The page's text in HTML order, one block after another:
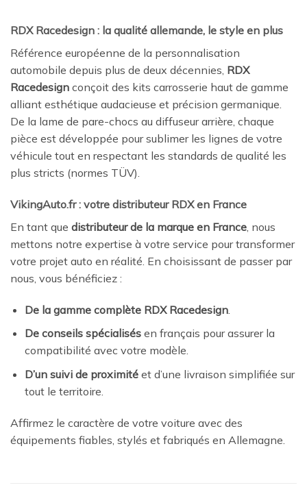
RDX Racedesign : la qualité allemande, le style en plus
Référence européenne de la personnalisation
automobile depuis plus de deux décennies, RDX
Racedesign conçoit des kits carrosserie haut de gamme
alliant esthétique audacieuse et précision germanique.
De la lame de pare-chocs au diffuseur arrière, chaque
pièce est développée pour sublimer les lignes de votre
véhicule tout en respectant les standards de qualité les
plus stricts (normes TÜV).
VikingAuto.fr : votre distributeur RDX en France
En tant que distributeur de la marque en France , nous
mettons notre expertise à votre service pour transformer
votre projet auto en réalité. En choisissant de passer par
nous, vous bénéficiez :
De la gamme complète RDX Racedesign.
De conseils spécialisésen français pour assurer la
compatibilité avec votre modèle.
D’un suivi de proximitéet d’une livraison simplifiée sur
tout le territoire.
Affirmez le caractère de votre voiture avec des
équipements fiables, stylés et fabriqués en Allemagne.